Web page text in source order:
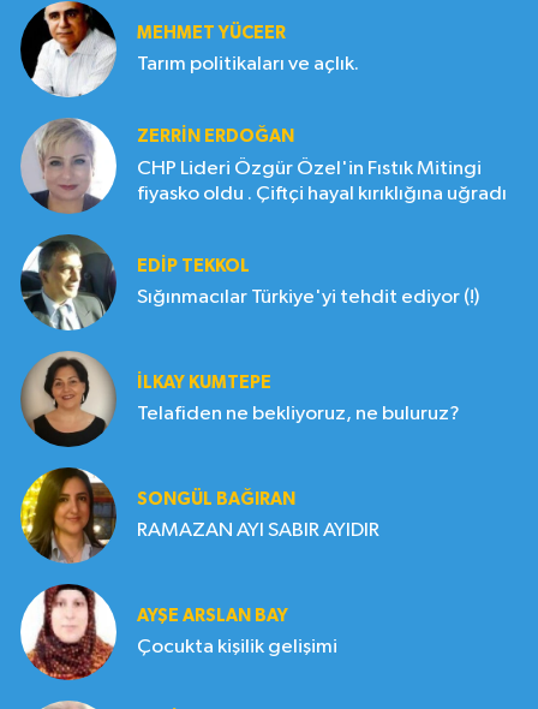
MEHMET YÜCEER
Tarım politikaları ve açlık.
ZERRIN ERDOĞAN
CHP Lideri Özgür Özel'in Fıstık Mitingi
fiyasko oldu . Çiftçi hayal kırıklığına uğradı
EDIP TEKKOL
Sığınmacılar Türkiye'yi tehdit ediyor (!)
İLKAY KUMTEPE
Telafiden ne bekliyoruz, ne buluruz?
SONGÜL BAĞIRAN
RAMAZAN AYI SABIR AYIDIR
AYŞE ARSLAN BAY
Çocukta kişilik gelişimi